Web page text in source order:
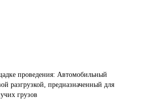
проведения: Автомобильный
разгрузкой, предназначенный для
грузов